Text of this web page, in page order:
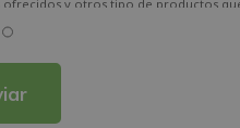
y otros tipo de productos
Puede ejercitar sus derechos
consulte nuestra Política de